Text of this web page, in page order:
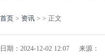
首页 > 资讯 > > 正文
日期：2024-12-02 12:07 来源：